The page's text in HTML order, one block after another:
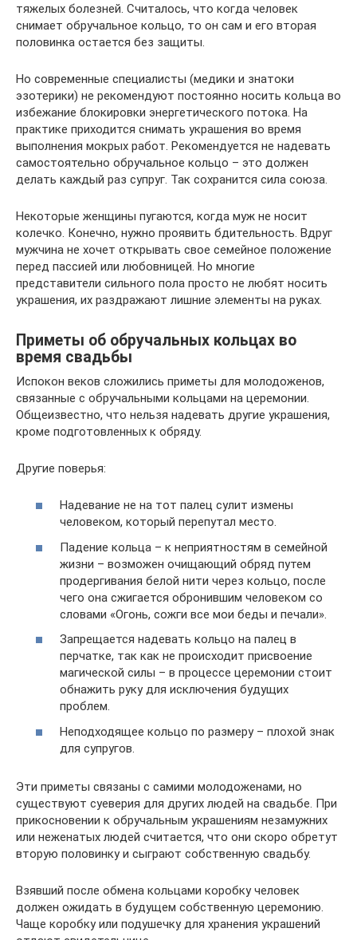
тяжелых болезней. Считалось, что когда человек
снимает обручальное кольцо, то он сам и его вторая
половинка остается без защиты.
Но современные специалисты (медики и знатоки
эзотерики) не рекомендуют постоянно носить кольца во
избежание блокировки энергетического потока. На
практике приходится снимать украшения во время
выполнения мокрых работ. Рекомендуется не надевать
самостоятельно обручальное кольцо – это должен
делать каждый раз супруг. Так сохранится сила союза.
Некоторые женщины пугаются, когда муж не носит
колечко. Конечно, нужно проявить бдительность. Вдруг
мужчина не хочет открывать свое семейное положение
перед пассией или любовницей. Но многие
представители сильного пола просто не любят носить
украшения, их раздражают лишние элементы на руках.
Приметы об обручальных кольцах во
время свадьбы
Испокон веков сложились приметы для молодоженов,
связанные с обручальными кольцами на церемонии.
Общеизвестно, что нельзя надевать другие украшения,
кроме подготовленных к обряду.
Другие поверья:
Надевание не на тот палец сулит измены
человеком, который перепутал место.
Падение кольца – к неприятностям в семейной
жизни – возможен очищающий обряд путем
продергивания белой нити через кольцо, после
чего она сжигается обронившим человеком со
словами «Огонь, сожги все мои беды и печали».
Запрещается надевать кольцо на палец в
перчатке, так как не происходит присвоение
магической силы – в процессе церемонии стоит
обнажить руку для исключения будущих
проблем.
Неподходящее кольцо по размеру – плохой знак
для супругов.
Эти приметы связаны с самими молодоженами, но
существуют суеверия для других людей на свадьбе. При
прикосновении к обручальным украшениям незамужних
или неженатых людей считается, что они скоро обретут
вторую половинку и сыграют собственную свадьбу.
Взявший после обмена кольцами коробку человек
должен ожидать в будущем собственную церемонию.
Чаще коробку или подушечку для хранения украшений